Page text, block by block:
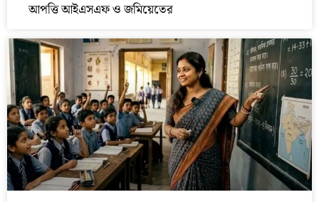
আপত্তি আইএসএফ ও জমিয়েতের